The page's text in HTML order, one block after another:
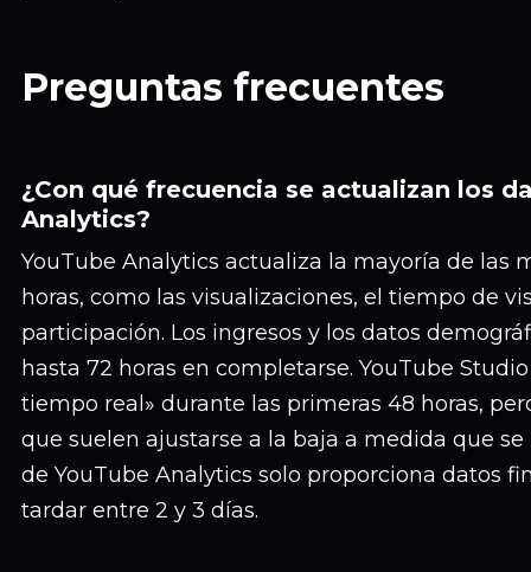
Preguntas frecuentes
¿Con qué frecuencia se actualizan los
Analytics?
YouTube Analytics actualiza la mayoría de las
horas, como las visualizaciones, el tiempo de
participación. Los ingresos y los datos
hasta 72 horas en completarse. YouTube
tiempo real» durante las primeras 48 horas,
que suelen ajustarse a la baja a medida que se
de YouTube Analytics solo proporciona datos
tardar entre 2 y 3 días.